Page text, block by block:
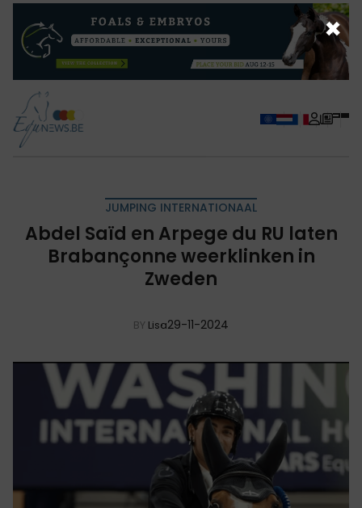
JUMPING INTERNATIONAAL
Abdel Saïd en Arpege du RU laten
Brabançonne weerklinken in
Zweden
BY Lisa29-11-2024
×